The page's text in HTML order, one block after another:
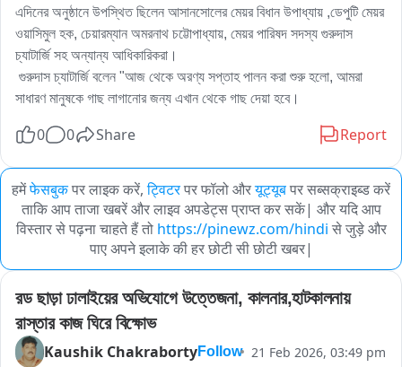
এদিনের অনুষ্ঠানে উপস্থিত ছিলেন আসানসোলের মেয়র বিধান উপাধ্যায় ,ডেপুটি মেয়র
ওয়াসিমুল হক, চেয়ারম্যান অমরনাথ চট্টোপাধ্যায়, মেয়র পারিষদ সদস্য গুরুদাস
চ্যাটার্জি সহ অন্যান্য আধিকারিকরা।
সাধারণ মানুষকে গাছ লাগানোর জন্য এখান থেকে গাছ দেয়া হবে।
0 0 Share Report
हमेंफेसबुकपर लाइक करें, ट्विटरपर फॉलो औरयूट्यूबपर सब्सक्राइब्ड करें
ताकि आप ताजा खबरें और लाइव अपडेट्स प्राप्त कर सकें| और यदि आप
विस्तार से पढ़ना चाहते हैं तो https://pinewz.com/hindi से जुड़े और
पाए अपने इलाके की हर छोटी सी छोटी खबर|
রড ছাড়া ঢালাইয়ের অভিযোগে উত্তেজনা, কালনার,হাটকালনায়
রাস্তার কাজ ঘিরে বিক্ষোভ
Kaushik ChakrabortyFollow 21 Feb 2026, 03:49 pm